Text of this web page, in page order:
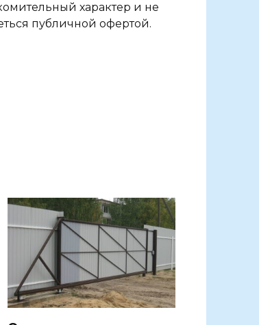
характер и не
публичной офертой.